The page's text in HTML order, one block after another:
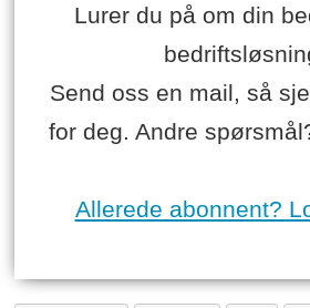
Lurer du på om din
Send oss en mail, så
for deg. Andre
Allerede abonnent?